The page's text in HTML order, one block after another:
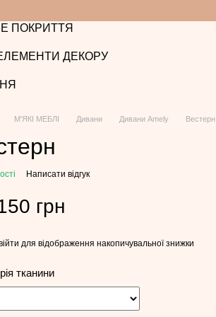
ПОКРИТТЯ
ДЕКОРУ
М'ЯКІ МЕБЛІ Дивани Дивани Amely Вестерн
Написати відгук
грн
для відображення накопичувальної знижки
тканини